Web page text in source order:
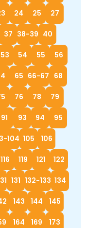
24 25 27
37 38-39 40
53 54 55 56
65 66-67 68
76 78 79
91 93 94 95
104 105 106
116 119 121 122
131 132-133 134
143 144 145
164 169 173